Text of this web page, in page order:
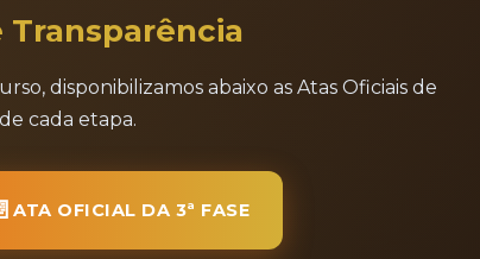
Transparência
disponibilizamos abaixo as Atas Oficiais de
cada etapa.
ATA OFICIAL DA 3ª FASE